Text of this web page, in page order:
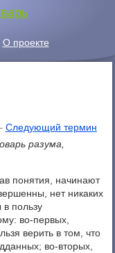
О проекте
Следующий термин
разума,
понятия, начинают
нет никаких
пользу
во-первых,
верить в том, что
во-вторых,